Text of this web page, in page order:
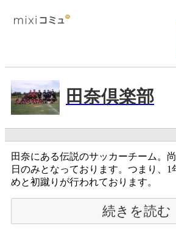
田奈倶楽部
田奈にある伝説のサッカーチーム。
日のみとなっております。つまり、1
めと初蹴りが行われております。
続きを読む